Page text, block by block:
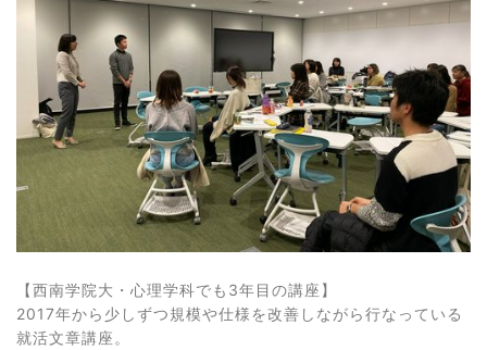
【西南学院大・心理学科でも3年目の講座】
2017年から少しずつ規模や仕様を改善しながら行なっている
就活文章講座。